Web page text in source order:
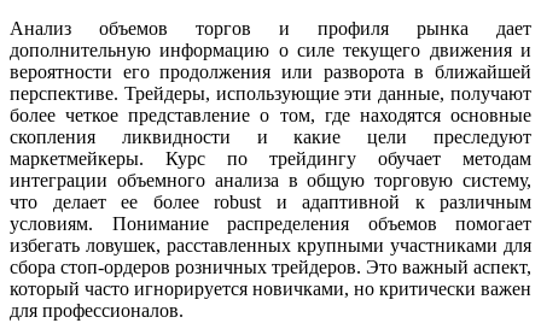
Анализ объемов торгов и профиля рынка дает
дополнительную информацию о силе текущего движения и
вероятности его продолжения или разворота в ближайшей
перспективе. Трейдеры, использующие эти данные, получают
более четкое представление о том, где находятся основные
скопления ликвидности и какие цели преследуют
маркетмейкеры. Курс по трейдингу обучает методам
интеграции объемного анализа в общую торговую систему,
что делает ее более robust и адаптивной к различным
условиям. Понимание распределения объемов помогает
избегать ловушек, расставленных крупными участниками для
сбора стоп-ордеров розничных трейдеров. Это важный аспект,
который часто игнорируется новичками, но критически важен
для профессионалов.